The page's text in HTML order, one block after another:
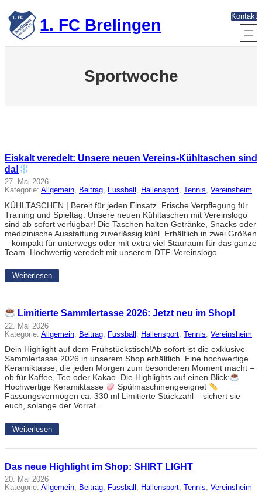
Zum
Inhalt
springen 1. FC Brelingen Kontakt
Sportwoche
Eiskalt veredelt: Unsere neuen Vereins-Kühltaschen sind
da!
27. Mai 2026
Kategorie: Allgemein, Beitrag, Fussball , Hallensport, Tennis, Vereinsheim
KÜHLTASCHEN | Bereit für jeden Einsatz. Frische Verpflegung für
Training und Spieltag: Unsere neuen Kühltaschen mit Vereinslogo
sind ab sofort verfügbar! Die Taschen halten Getränke, Snacks oder
medizinische Ausstattung zuverlässig kühl. Erhältlich in zwei Größen
– kompakt für unterwegs oder mit extra viel Stauraum für das ganze
Team. Hochwertig veredelt mit unserem DTF-Vereinslogo.
Weiterlesen
Limitierte Sammlertasse 2026: Jetzt neu im Shop!
22. Mai 2026
Kategorie: Allgemein Beitrag Fussball Hallensport Tennis Vereinsheim
Dein Highlight auf dem Frühstückstisch!Ab sofort ist die exklusive
Sammlertasse 2026 in unserem Shop erhältlich. Eine hochwertige
Keramiktasse, die jeden Morgen zum besonderen Moment macht –
ob für Kaffee, Tee oder Kakao. Die Highlights auf einen Blick:
Hochwertige Keramiktasse
Spülmaschinengeeignet
Fassungsvermögen ca. 330 ml Limitierte Stückzahl – sichert sie
euch, solange der Vorrat…
Weiterlesen
Das neue Highlight im Shop: SHIRT LIGHT
20. Mai 2026
Kategorie: Allgemein, Beitrag, Fussball , Hallensport, Tennis, Vereinsheim